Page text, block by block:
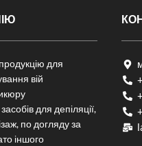
для
вій
для депіляції,
по догляду за
іншого